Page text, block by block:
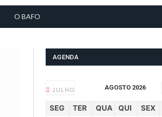
O BAFO
AGENDA
JULHO AGOSTO 2026
SEG TER QUA QUI SEX